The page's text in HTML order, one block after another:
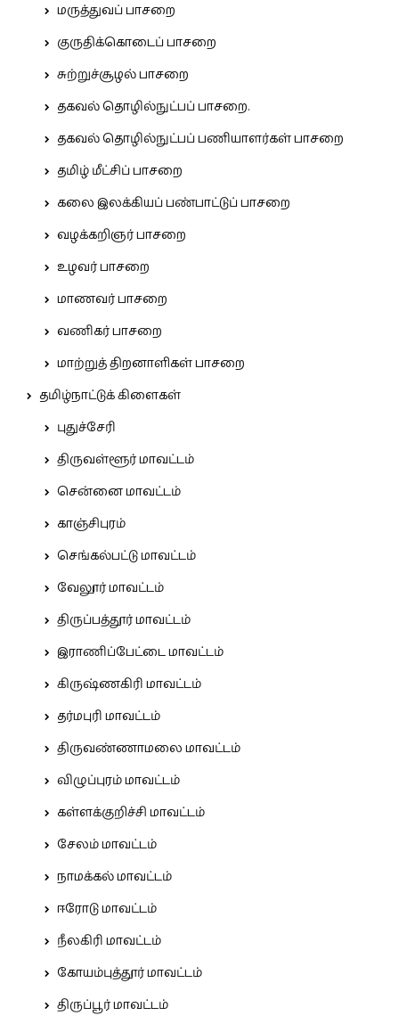
மருத்துவப் பாசறை
குருதிக்கொடைப் பாசறை
சுற்றுச்சூழல் பாசறை
தகவல் தொழில்நுட்பப் பாசறை.
தகவல் தொழில்நுட்பப் பணியாளர்கள் பாசறை
தமிழ் மீட்சிப் பாசறை
கலை இலக்கியப் பண்பாட்டுப் பாசறை
வழக்கறிஞர் பாசறை
உழவர் பாசறை
மாணவர் பாசறை
வணிகர் பாசறை
மாற்றுத் திறனாளிகள் பாசறை
தமிழ்நாட்டுக் கிளைகள்
புதுச்சேரி
திருவள்ளூர் மாவட்டம்
சென்னை மாவட்டம்
காஞ்சிபுரம்
செங்கல்பட்டு மாவட்டம்
வேலூர் மாவட்டம்
திருப்பத்தூர் மாவட்டம்
இராணிப்பேட்டை மாவட்டம்
கிருஷ்ணகிரி மாவட்டம்
தர்மபுரி மாவட்டம்
திருவண்ணாமலை மாவட்டம்
விழுப்புரம் மாவட்டம்
கள்ளக்குறிச்சி மாவட்டம்
சேலம் மாவட்டம்
நாமக்கல் மாவட்டம்
ஈரோடு மாவட்டம்
நீலகிரி மாவட்டம்
கோயம்புத்தூர் மாவட்டம்
திருப்பூர் மாவட்டம்